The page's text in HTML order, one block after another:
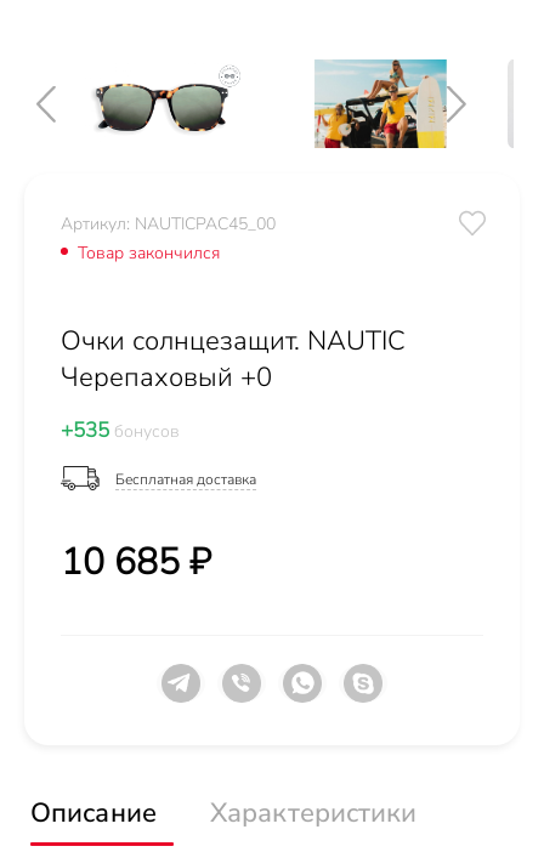
Артикул: NAUTICPAC45_00
Товар закончился
Очки солнцезащит. NAUTIC
Черепаховый +0
+535 бонусов
Бесплатная доставка
10 685 ₽
Описание
Характеристики